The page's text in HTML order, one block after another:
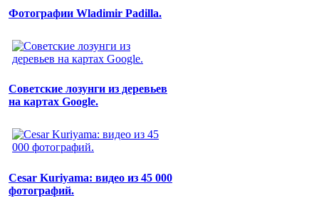
Фотографии Wladimir Padilla.
Советские лозунги из деревьев
на картах Google.
Cesar Kuriyama: видео из 45 000
фотографий.